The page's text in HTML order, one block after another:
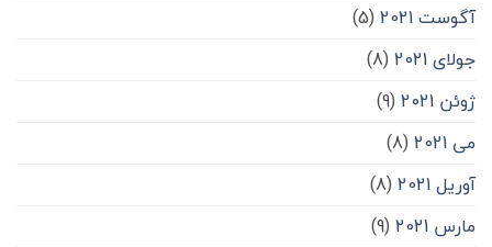
آگوست 2021
(5)
جولای 2021
(8)
ژوئن 2021
(9)
می 2021
(8)
آوریل 2021
(8)
مارس 2021
(9)